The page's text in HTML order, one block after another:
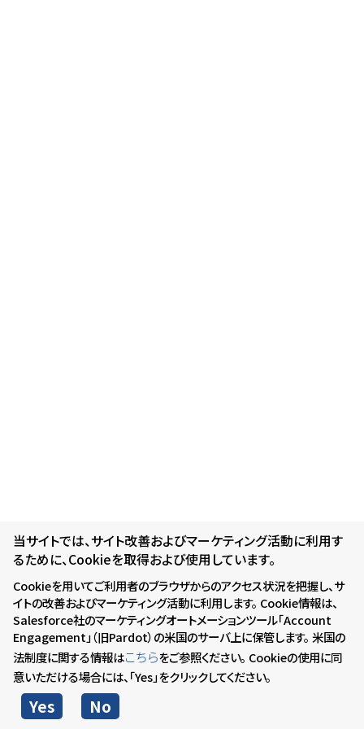
当サイトでは、サイト改善およびマーケティング活動に利用す
るために、Cookieを取得および使用しています。
Cookieを用いてご利用者のブラウザからのアクセス状況を把握し、サ
イトの改善およびマーケティング活動に利用します。 Cookie情報は、
Salesforce社のマーケティングオートメーションツール「Account
Engagement」（旧Pardot）の米国のサーバ上に保管します。 米国の
法制度に関する情報はこちらをご参照ください。 Cookieの使用に同
意いただける場合には、「Yes」をクリックしてください。
Yes No